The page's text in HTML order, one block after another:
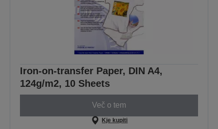
Iron-on-transfer Paper, DIN A4,
124g/m2, 10 Sheets
Več o tem
Kje kupiti